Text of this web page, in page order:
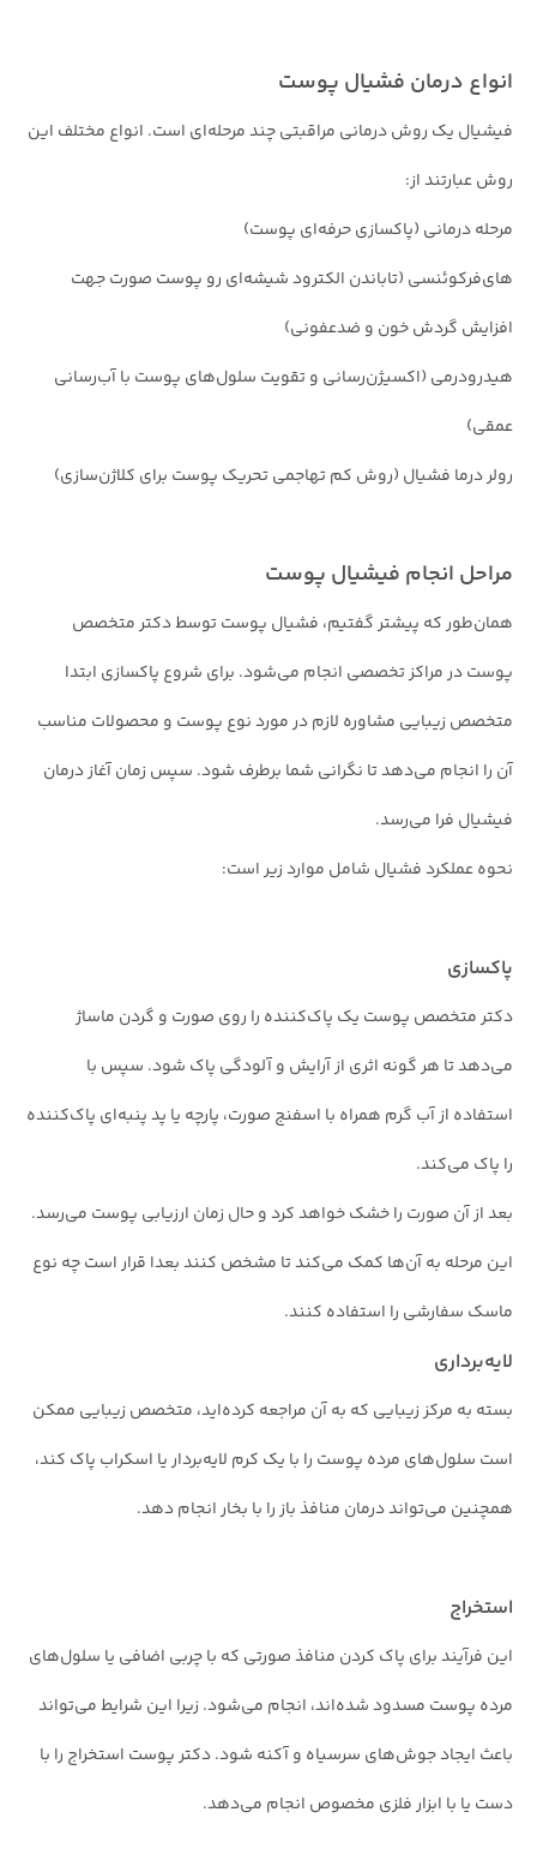
انواع درمان فشیال پوست
فیشیال یک روش درمانی مراقبتی چند مرحله‌ای است. انواع مختلف این
روش عبارتند از:
مرحله درمانی (پاکسازی حرفه‌ای پوست)
های‌فرکوئنسی (تاباندن الکترود شیشه‌ای رو پوست صورت جهت
افزایش گردش خون و ضدعفونی)
هیدرودرمی (اکسیژن‌رسانی و تقویت سلول‌های پوست با آب‌رسانی
عمقی)
رولر درما فشیال (روش کم تهاجمی تحریک پوست برای کلاژن‌سازی)
مراحل انجام فیشیال پوست
همان‌طور که پیشتر گفتیم، فشیال پوست توسط دکتر متخصص
پوست در مراکز تخصصی انجام می‌شود. برای شروع پاکسازی ابتدا
متخصص زیبایی مشاوره لازم در مورد نوع پوست و محصولات مناسب
آن را انجام می‌دهد تا نگرانی شما برطرف شود. سپس زمان آغاز درمان
فیشیال فرا می‌رسد.
نحوه عملکرد فشیال شامل موارد زیر است:
پاکسازی
دکتر متخصص پوست یک پاک‌کننده را روی صورت و گردن ماساژ
می‌دهد تا هر گونه اثری از آرایش و آلودگی پاک شود. سپس با
استفاده از آب گرم همراه با اسفنج صورت، پارچه یا پد پنبه‌ای پاک‌کننده
را پاک می‌کند.
بعد از آن صورت را خشک خواهد کرد و حال زمان ارزیابی پوست می‌رسد.
این مرحله به آن‌ها کمک می‌کند تا مشخص کنند بعدا قرار است چه نوع
ماسک سفارشی را استفاده کنند.
لایه‌برداری
بسته به مرکز زیبایی که به آن مراجعه کرده‌اید، متخصص زیبایی ممکن
است سلول‌های مرده پوست را با یک کرم لایه‌بردار یا اسکراب پاک کند،
همچنین می‌تواند درمان منافذ باز را با بخار انجام دهد.
استخراج
این فرآیند برای پاک کردن منافذ صورتی که با چربی اضافی یا سلول‌های
مرده پوست مسدود شده‌اند، انجام می‌شود. زیرا این شرایط می‌تواند
باعث ایجاد جوش‌های سرسیاه و آکنه شود. دکتر پوست استخراج را با
دست یا با ابزار فلزی مخصوص انجام می‌دهد.